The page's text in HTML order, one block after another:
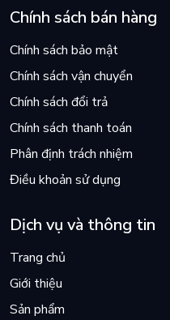
Chính sách bán hàng
Chính sách bảo mật
Chính sách vận chuyển
Chính sách đổi trả
Chính sách thanh toán
Phân định trách nhiệm
Điều khoản sử dụng
Dịch vụ và thông tin
Trang chủ
Giới thiệu
Sản phẩm